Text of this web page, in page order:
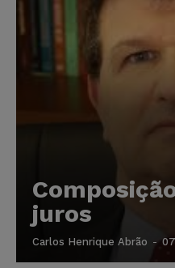
juros
Carlos Henrique Abrão -